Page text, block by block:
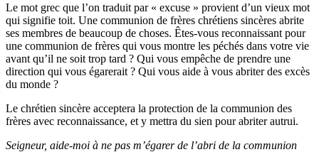
Le mot grec que l’on traduit par « excuse » provient d’un vieux mot
qui signifie toit. Une communion de frères chrétiens sincères abrite
ses membres de beaucoup de choses. Êtes-vous reconnaissant pour
une communion de frères qui vous montre les péchés dans votre vie
avant qu’il ne soit trop tard ? Qui vous empêche de prendre une
direction qui vous égarerait ? Qui vous aide à vous abriter des excès
du monde ?
Le chrétien sincère acceptera la protection de la communion des
frères avec reconnaissance, et y mettra du sien pour abriter autrui.
Seigneur, aide-moi à ne pas m’égarer de l’abri de la communion